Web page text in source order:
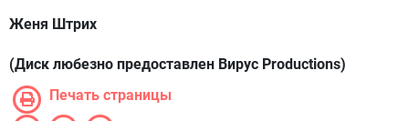
Женя Штрих
(Диск любезно предоставлен Вирус Productions)
Печать страницы